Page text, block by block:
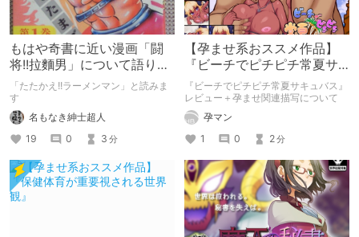
もはや奇書に近い漫画「闘
将!!拉麵男」について語りた
い
「たたかえ!!ラーメンマン」と読みま
す
名もなき紳士超人
19
0 3 分
【孕ませ系おススメ作品】
『ビーチでピチピチ常夏サ
キュバス』
『ビーチでピチピチ常夏サキュバス』
レビュー＋孕ませ関連描写について
孕マン
1
0 2分